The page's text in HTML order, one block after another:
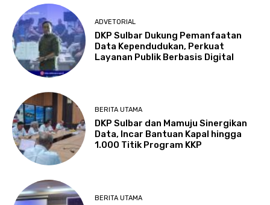
ADVETORIAL
DKP Sulbar Dukung Pemanfaatan
Data Kependudukan, Perkuat
Layanan Publik Berbasis Digital
BERITA UTAMA
DKP Sulbar dan Mamuju Sinergikan
Data, Incar Bantuan Kapal hingga
1.000 Titik Program KKP
BERITA UTAMA